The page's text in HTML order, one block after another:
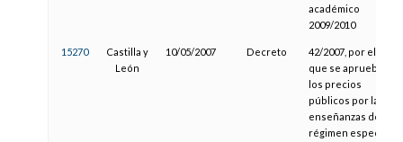
académico
2009/2010
15270
Castilla y
León
10/05/2007 Decreto
42/2007, por el
que se aprueban
los precios
públicos por las
enseñanzas de
régimen especial